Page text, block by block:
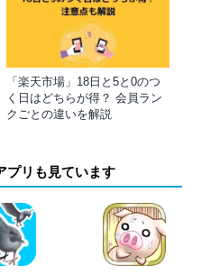
「楽天市場」18日と5と0のつ
く日はどちらが得？ 会員ラン
クごとの違いを解説
プリも見ています